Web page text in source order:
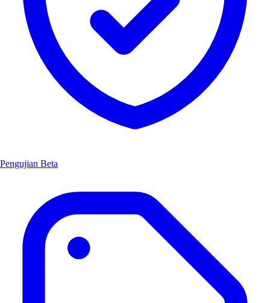
Pengujian Beta